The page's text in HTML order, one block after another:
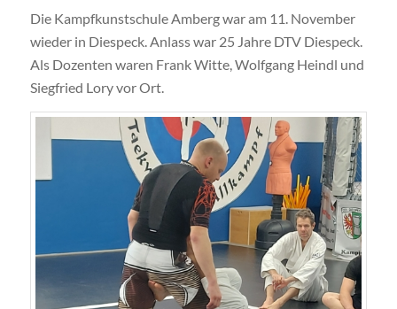
Die Kampfkunstschule Amberg war am 11. November
wieder in Diespeck. Anlass war 25 Jahre DTV Diespeck.
Als Dozenten waren Frank Witte, Wolfgang Heindl und
Siegfried Lory vor Ort.